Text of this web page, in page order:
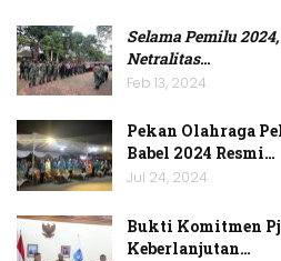
Selama Pemilu
Netralitas…
Feb 13, 2024
Pekan Olahraga
Babel 2024 Resmi…
Jul 24, 2024
Bukti Komitmen
Keberlanjutan…